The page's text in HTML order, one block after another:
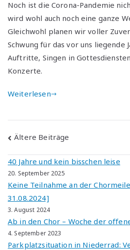
Noch ist die Corona-Pandemie
wird wohl auch noch eine ganze
Gleichwohl planen wir voller
Schwung für das vor uns liegende
Auftritte, Singen in
Konzerte.
Weiterlesen
Ältere Beiträge
40 Jahre und kein bisschen leise
20. September 2025
Keine Teilnahme an der
31.08.2024]
3. August 2024
Ab in den Chor – Woche der
4. September 2023
Parkplatzsituation in Niederrad: